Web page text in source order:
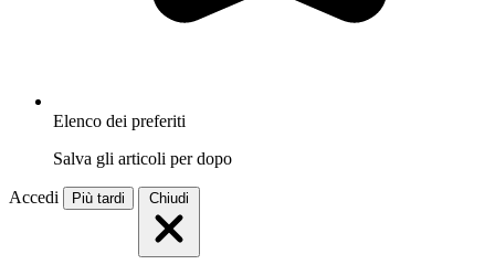
Elenco dei preferiti
Salva gli articoli per dopo
Accedi Più tardi Chiudi